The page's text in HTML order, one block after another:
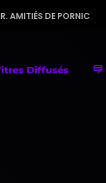
ÉLISE
Diffusés